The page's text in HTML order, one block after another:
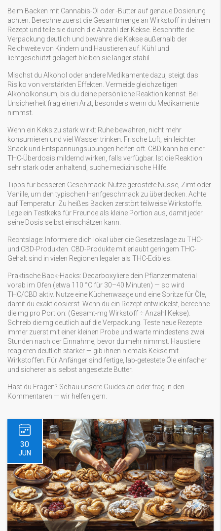
Beim Backen mit Cannabis-Öl oder -Butter auf genaue Dosierung
achten. Berechne zuerst die Gesamtmenge an Wirkstoff in deinem
Rezept und teile sie durch die Anzahl der Kekse. Beschrifte die
Verpackung deutlich und bewahre die Kekse außerhalb der
Reichweite von Kindern und Haustieren auf. Kühl und
lichtgeschützt gelagert bleiben sie länger stabil.
Mischst du Alkohol oder andere Medikamente dazu, steigt das
Risiko von verstärkten Effekten. Vermeide gleichzeitigen
Alkoholkonsum, bis du deine persönliche Reaktion kennst. Bei
Unsicherheit frag einen Arzt, besonders wenn du Medikamente
nimmst.
Wenn ein Keks zu stark wirkt: Ruhe bewahren, nicht mehr
konsumieren und viel Wasser trinken. Frische Luft, ein leichter
Snack und Entspannungsübungen helfen oft. CBD kann bei einer
THC-Überdosis mildernd wirken, falls verfügbar. Ist die Reaktion
sehr stark oder anhaltend, suche medizinische Hilfe.
Tipps für besseren Geschmack: Nutze geröstete Nüsse, Zimt oder
Vanille, um den typischen Hanfgeschmack zu überdecken. Achte
auf Temperatur: Zu heißes Backen zerstört teilweise Wirkstoffe.
Lege ein Testkeks für Freunde als kleine Portion aus, damit jeder
seine Dosis selbst einschätzen kann.
Rechtslage: Informiere dich lokal über die Gesetzeslage zu THC-
und CBD-Produkten. CBD-Produkte mit erlaubt geringem THC-
Gehalt sind in vielen Regionen legaler als THC-Edibles.
Praktische Back-Hacks: Decarboxyliere dein Pflanzenmaterial
vorab im Ofen (etwa 110 °C für 30–40 Minuten) — so wird
THC/CBD aktiv. Nutze eine Küchenwaage und eine Spritze für Öle,
damit du exakt dosierst. Wenn du ein Rezept entwickelst, berechne
die mg pro Portion: (Gesamt-mg Wirkstoff ÷ Anzahl Kekse).
Schreib die mg deutlich auf die Verpackung. Teste neue Rezepte
immer zuerst mit einer kleinen Probe und warte mindestens zwei
Stunden nach der Einnahme, bevor du mehr nimmst. Haustiere
reagieren deutlich stärker — gib ihnen niemals Kekse mit
Wirkstoffen. Für Anfänger sind fertige, lab-getestete Öle einfacher
und sicherer als selbst angesetzte Butter.
Hast du Fragen? Schau unsere Guides an oder frag in den
Kommentaren — wir helfen gern.
30
JUN